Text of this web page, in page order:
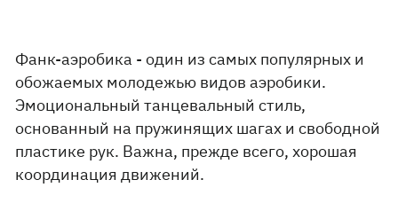
Фанк-аэробика - один из самых популярных и
обожаемых молодежью видов аэробики.
Эмоциональный танцевальный стиль,
основанный на пружинящих шагах и свободной
пластике рук. Важна, прежде всего, хорошая
координация движений.